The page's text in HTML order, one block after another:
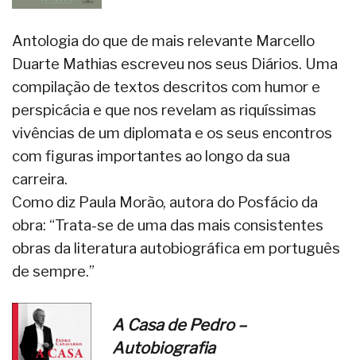
Antologia do que de mais relevante Marcello
Duarte Mathias escreveu nos seus Diários. Uma
compilação de textos descritos com humor e
perspicácia e que nos revelam as riquíssimas
vivências de um diplomata e os seus encontros
com figuras importantes ao longo da sua
carreira.
Como diz Paula Morão, autora do Posfácio da
obra: “Trata-se de uma das mais consistentes
obras da literatura autobiográfica em português
de sempre.”
A Casa de Pedro –
Autobiografia